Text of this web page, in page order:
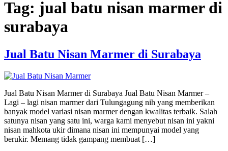
Tag: jual batu nisan marmer di
surabaya
Jual Batu Nisan Marmer di Surabaya
Jual Batu Nisan Marmer di Surabaya Jual Batu Nisan Marmer –
Lagi – lagi nisan marmer dari Tulungagung nih yang memberikan
banyak model variasi nisan marmer dengan kwalitas terbaik. Salah
satunya nisan yang satu ini, warga kami menyebut nisan ini yakni
nisan mahkota ukir dimana nisan ini mempunyai model yang
berukir. Memang tidak gampang membuat […]